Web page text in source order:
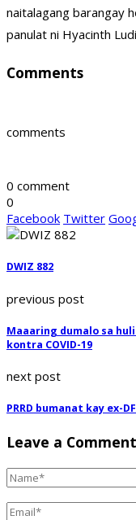
naitalagang barangay
panulat ni Hyacinth
Comments
comments
0 comment
0
Facebook Twitter
DWIZ 882
previous post
Maaaring dumalo sa
kontra COVID-19
next post
PRRD bumanat kay ex-
Leave a Comment